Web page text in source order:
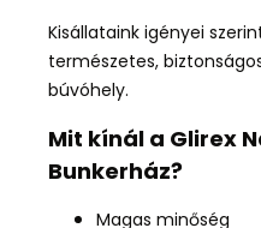
Kisállataink igényei
természetes,
búvóhely.
Mit kínál a Glirex
Bunkerház?
Magas minőség